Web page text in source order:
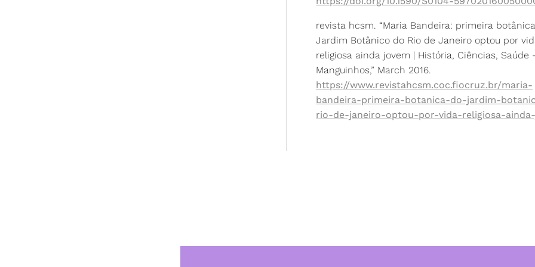
revista hcsm. “Maria Bandeira: primeira
Jardim Botânico do Rio de Janeiro optou por
religiosa ainda jovem | História, Ciências, Saúde
Manguinhos,” March 2016.
https://www.revistahcsm.coc.fiocruz.br/maria-
bandeira-primeira-botanica-do-jardim-
rio-de-janeiro-optou-por-vida-religiosa-